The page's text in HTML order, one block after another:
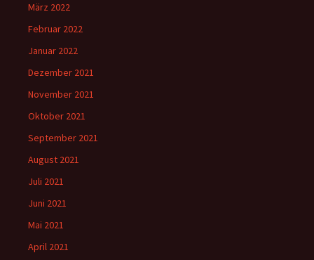
März 2022
Februar 2022
Januar 2022
Dezember 2021
November 2021
Oktober 2021
September 2021
August 2021
Juli 2021
Juni 2021
Mai 2021
April 2021